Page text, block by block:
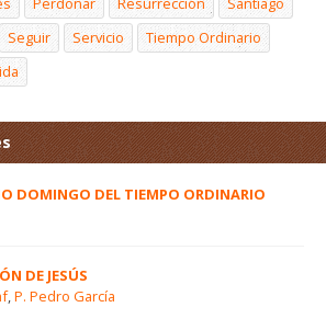
Seguir Servicio
Tiempo Ordinario
DOMINGO DEL TIEMPO ORDINARIO
DE JESÚS
,P. Pedro García